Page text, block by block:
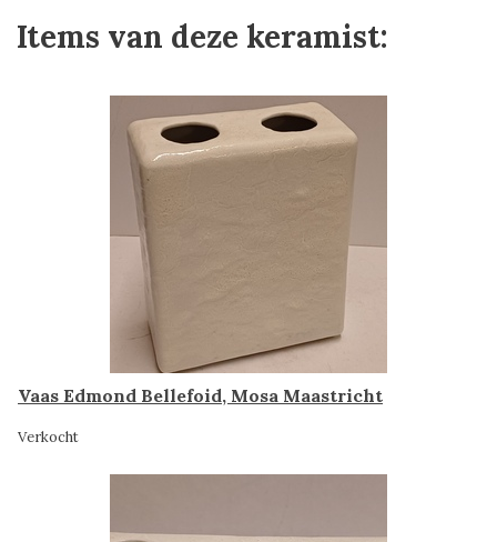
Items van deze keramist:
Vaas Edmond Bellefoid, Mosa Maastricht
Verkocht